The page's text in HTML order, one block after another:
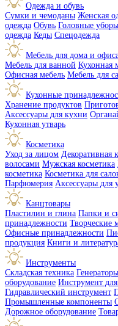
Одежда и обувь
Сумки и чемоданы Женская
одежда Обувь Головные уборы
одежда Кеды Спецодежда
Мебель для дома и
Мебель для ванной Кухонная
Офисная мебель Мебель для
Кухонные
Хранение продуктов
Аксессуары для кухни
Кухонная утварь
Косметика
Уход за лицом Декоративная
волосами Мужская косметика
косметика Косметика для
Парфюмерия Аксессуары для
Канцтовары
Пластилин и глина Папки и
принадлежности Творческие
Офисные принадлежности
продукция Книги и
Инструменты
Складская техника
оборудование Инструмент для
Гидравлический инструмент
Промышленные компоненты
Дорожное оборудование